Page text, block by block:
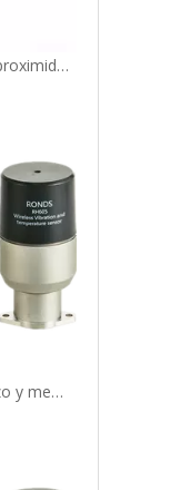
Sensores de vibración de proximidad piezo y mems para bombas.
Sensores de vibración piezo y mems ATEX para rodamientos.